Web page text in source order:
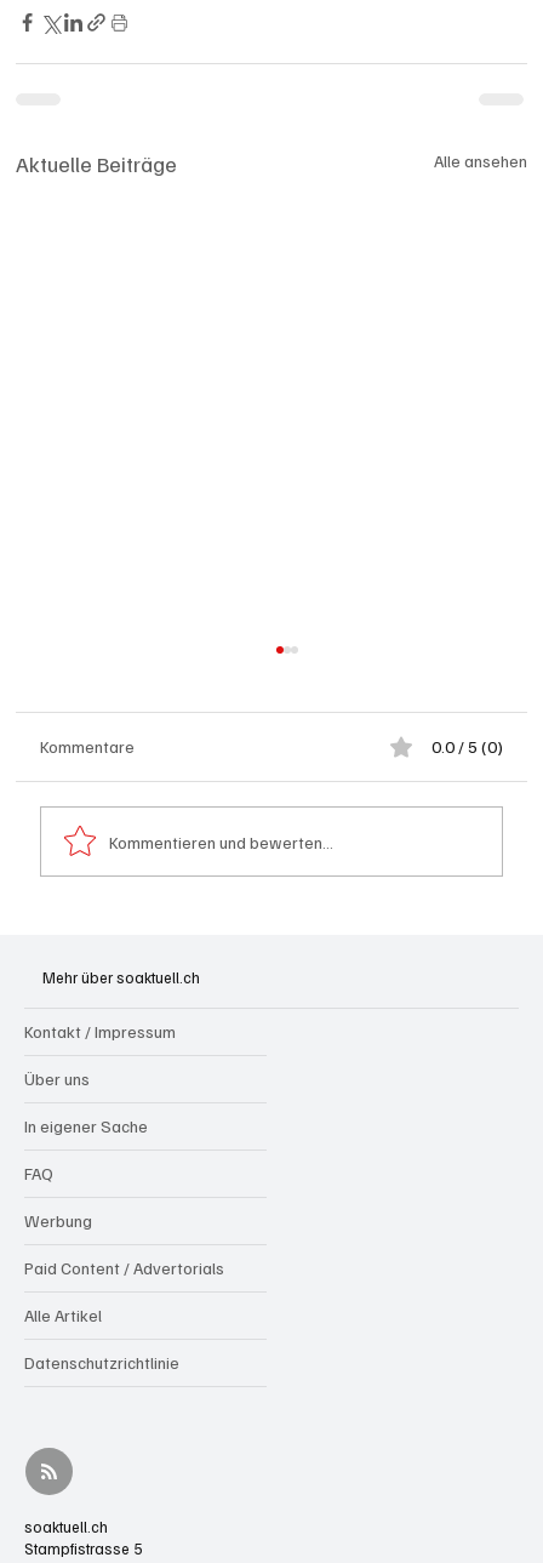
Aktuelle Beiträge Alle ansehen
aufrütteln
Kommentare 0.0 / 5 (0)
Kommentieren und bewerten...
Mehr über soaktuell.ch
Kontakt / Impressum
Über uns
In eigener Sache
FAQ
Werbung
Paid Content / Advertorials
Alle Artikel
Datenschutzrichtlinie
soaktuell.ch
Stampfistrasse 5